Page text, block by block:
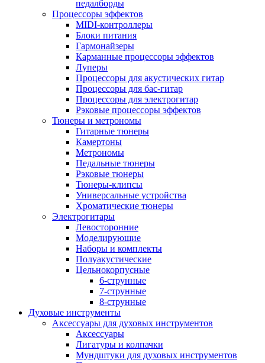
педалборды
Процессоры эффектов
MIDI-контроллеры
Блоки питания
Гармонайзеры
Карманные процессоры эффектов
Луперы
Процессоры для акустических гитар
Процессоры для бас-гитар
Процессоры для электрогитар
Рэковые процессоры эффектов
Тюнеры и метрономы
Гитарные тюнеры
Камертоны
Метрономы
Педальные тюнеры
Рэковые тюнеры
Тюнеры-клипсы
Универсальные устройства
Хроматические тюнеры
Электрогитары
Левосторонние
Моделирующие
Наборы и комплекты
Полуакустические
Цельнокорпусные
6-струнные
7-струнные
8-струнные
Духовые инструменты
Аксессуары для духовых инструментов
Аксессуары
Лигатуры и колпачки
Мундштуки для духовых инструментов